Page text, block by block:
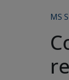
MS